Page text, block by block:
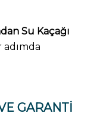
Su Kaçağı
adımda
GARANTI